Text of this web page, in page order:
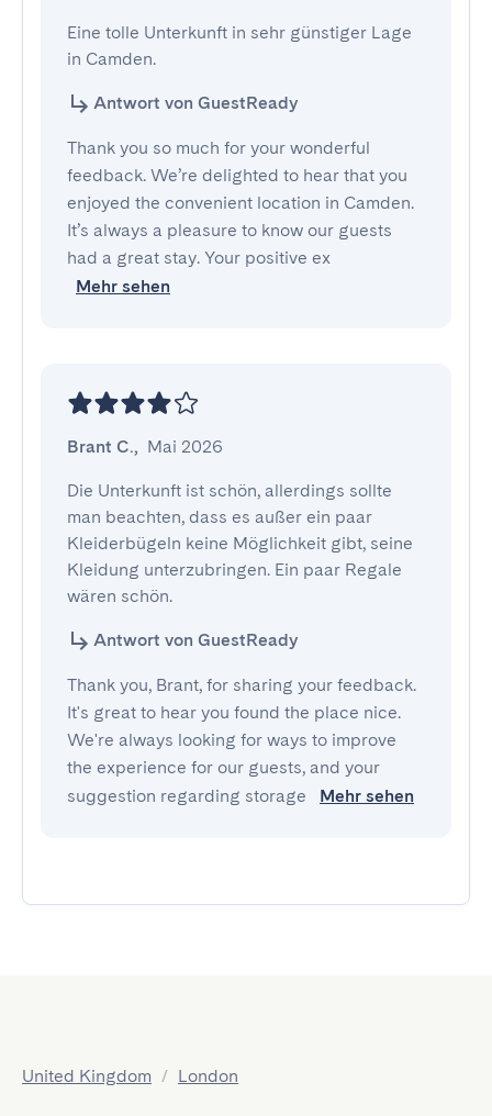
Eine tolle Unterkunft in sehr günstiger Lage
in Camden.
Antwort von GuestReady
Thank you so much for your wonderful
feedback. We’re delighted to hear that you
enjoyed the convenient location in Camden.
It’s always a pleasure to know our guests
had a great stay. Your positive ex
Mehr sehen
Brant C., Mai 2026
Die Unterkunft ist schön, allerdings sollte
man beachten, dass es außer ein paar
Kleiderbügeln keine Möglichkeit gibt, seine
Kleidung unterzubringen. Ein paar Regale
wären schön.
Antwort von GuestReady
Thank you, Brant, for sharing your feedback.
It's great to hear you found the place nice.
We're always looking for ways to improve
the experience for our guests, and your
suggestion regarding storage
Mehr sehen
United Kingdom / London